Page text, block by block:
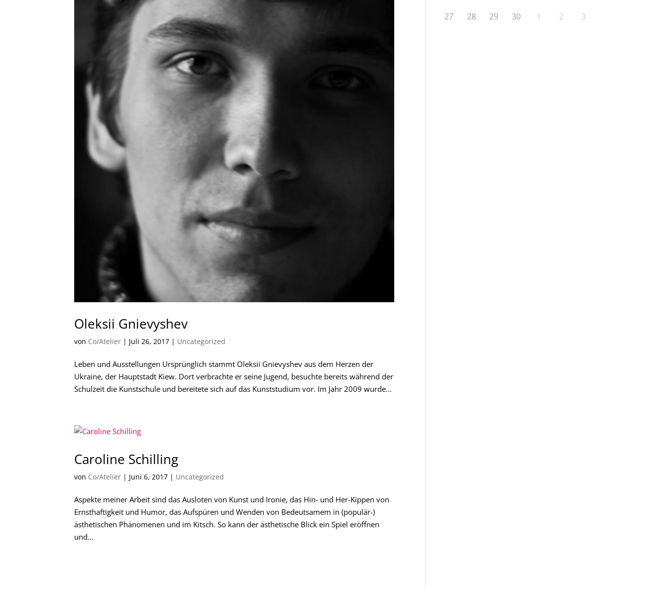
Oleksii Gnievyshev
von Co/Atelier | Juli 26, 2017 | Uncategorized
Leben und Ausstellungen Ursprünglich stammt Oleksii Gnievyshev aus dem Herzen der
Ukraine, der Hauptstadt Kiew. Dort verbrachte er seine Jugend, besuchte bereits während der
Schulzeit die Kunstschule und bereitete sich auf das Kunststudium vor. Im Jahr 2009 wurde...
Caroline Schilling
von Co/Atelier | Juni 6, 2017 | Uncategorized
Aspekte meiner Arbeit sind das Ausloten von Kunst und Ironie, das Hin- und Her-Kippen von
Ernsthaftigkeit und Humor, das Aufspüren und Wenden von Bedeutsamem in (populär-)
ästhetischen Phänomenen und im Kitsch. So kann der ästhetische Blick ein Spiel eröffnen
und...
27 28 29 30 1 2 3